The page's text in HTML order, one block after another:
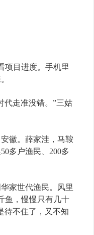
目进度。手机里
走准没错。”三姑
徽。薛家洼，马鞍
多户渔民、200多
家世代渔民。风里
鱼，慢慢只有几十
待不住了，又不知